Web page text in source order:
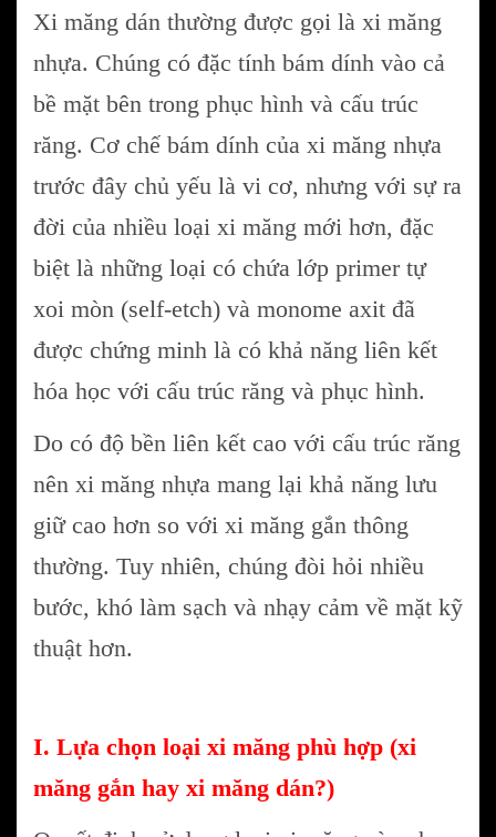
Xi măng dán thường được gọi là xi măng
nhựa. Chúng có đặc tính bám dính vào cả
bề mặt bên trong phục hình và cấu trúc
răng. Cơ chế bám dính của xi măng nhựa
trước đây chủ yếu là vi cơ, nhưng với sự ra
đời của nhiều loại xi măng mới hơn, đặc
biệt là những loại có chứa lớp primer tự
xoi mòn (self-etch) và monome axit đã
được chứng minh là có khả năng liên kết
hóa học với cấu trúc răng và phục hình.
Do có độ bền liên kết cao với cấu trúc răng
nên xi măng nhựa mang lại khả năng lưu
giữ cao hơn so với xi măng gắn thông
thường. Tuy nhiên, chúng đòi hỏi nhiều
bước, khó làm sạch và nhạy cảm về mặt kỹ
thuật hơn.
I. Lựa chọn loại xi măng phù hợp (xi
măng gắn hay xi măng dán?)